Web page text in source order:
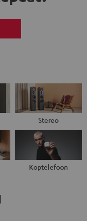
Stereo
Koptelefoon